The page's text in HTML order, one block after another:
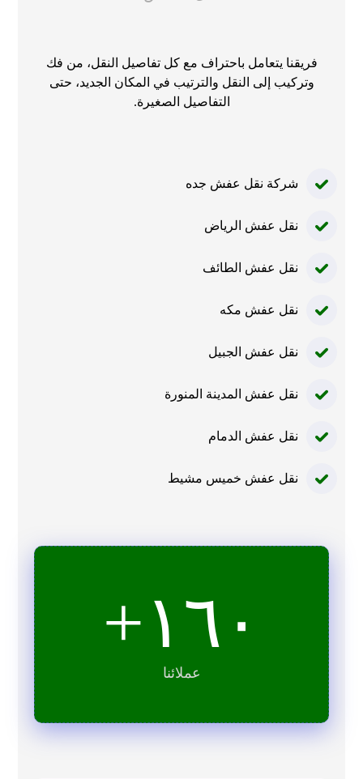
فريقنا يتعامل باحتراف مع كل تفاصيل النقل، من فك
وتركيب إلى النقل والترتيب في المكان الجديد، حتى
التفاصيل الصغيرة.
شركة نقل عفش جده
نقل عفش الرياض
نقل عفش الطائف
نقل عفش مكه
نقل عفش الجبيل
نقل عفش المدينة المنورة
نقل عفش الدمام
نقل عفش خميس مشيط
١٦٠+
عملائنا